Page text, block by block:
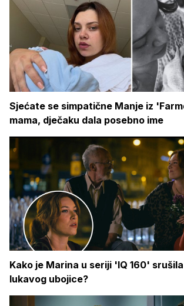
Sjećate se simpatične Manje iz
mama, dječaku dala posebno ime
Kako je Marina u seriji 'IQ 160'
lukavog ubojice?